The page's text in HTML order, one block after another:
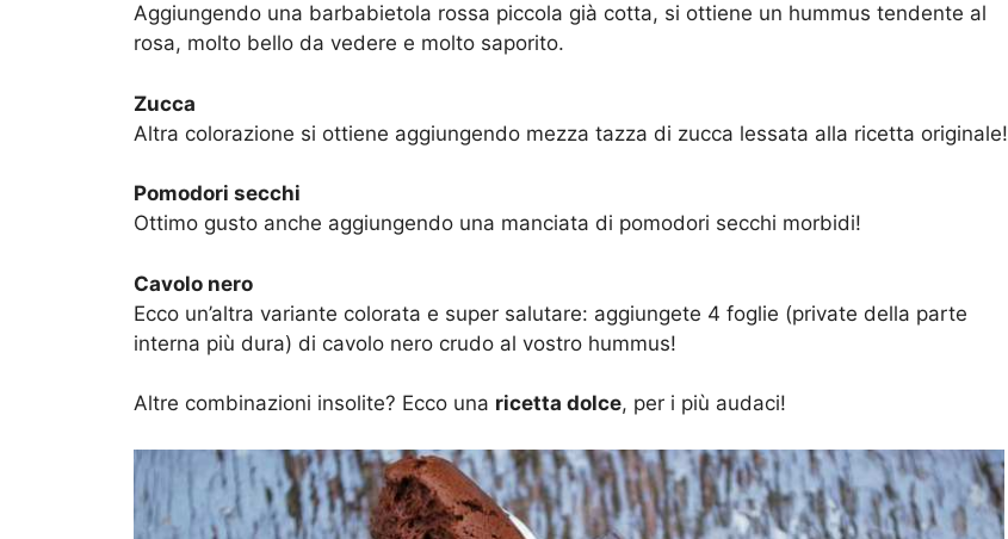
Aggiungendo una barbabietola rossa piccola già cotta, si ottiene un hummus tendente al
rosa, molto bello da vedere e molto saporito.
Zucca
Altra colorazione si ottiene aggiungendo mezza tazza di zucca lessata alla ricetta originale!
Pomodori secchi
Ottimo gusto anche aggiungendo una manciata di pomodori secchi morbidi!
Cavolo nero
Ecco un’altra variante colorata e super salutare: aggiungete 4 foglie (private della parte
interna più dura) di cavolo nero crudo al vostro hummus!
Altre combinazioni insolite? Ecco una ricetta dolce, per i più audaci!